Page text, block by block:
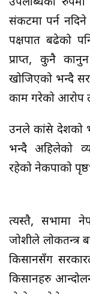
संकटमा पर्न
पक्षपात बढेको
प्राप्त, कुनै
खोजिएको भन्दै
काम गरेको आरोप
उनले कांग्रेस
भन्दै अहिलेको
रहेको नेकपाको
त्यस्तै, सभामा
जोशीले लोकतन्त्र
किसानसँग
किसानहरु